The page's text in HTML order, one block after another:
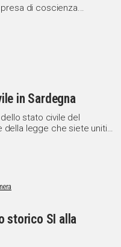
di coscienza...
in Sardegna
stato civile del
della legge che siete uniti
storico SI alla